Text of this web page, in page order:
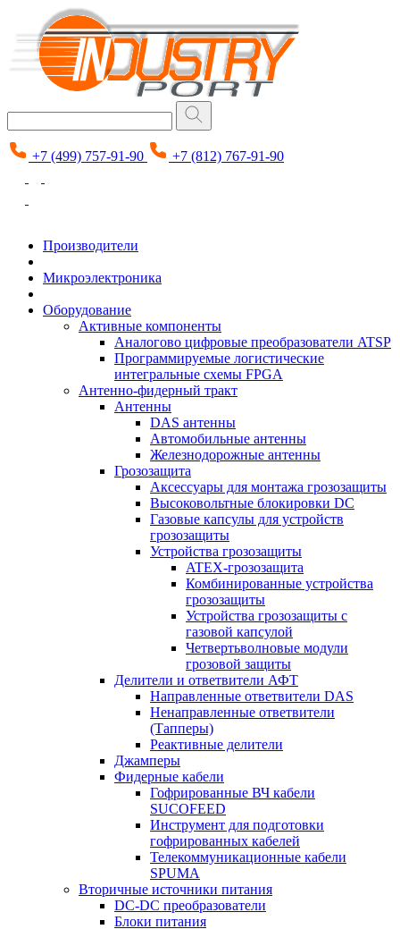
+7 (499) 757-91-90 +7 (812) 767-91-90
Производители
Микроэлектроника
Оборудование
Активные компоненты
Аналогово цифровые преобразователи ATSP
Программируемые логистические
интегральные схемы FPGA
Антенно-фидерный тракт
Антенны
DAS антенны
Автомобильные антенны
Железнодорожные антенны
Грозозащита
Аксессуары для монтажа грозозащиты
Высоковольтные блокировки DC
Газовые капсулы для устройств
грозозащиты
Устройства грозозащиты
ATEX-грозозащита
Комбинированные устройства
грозозащиты
Устройства грозозащиты с
газовой капсулой
Четвертьволновые модули
грозовой защиты
Делители и ответвители АФТ
Направленные ответвители DAS
Ненаправленные ответвители
(Тапперы)
Реактивные делители
Джамперы
Фидерные кабели
Гофрированные ВЧ кабели
SUCOFEED
Инструмент для подготовки
гофрированных кабелей
Телекоммуникационные кабели
SPUMA
Вторичные источники питания
DC-DC преобразователи
Блоки питания